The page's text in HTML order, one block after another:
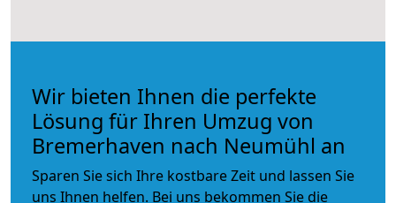
Wir bieten Ihnen die perfekte
Lösung für Ihren Umzug von
Bremerhaven nach Neumühl an
Sparen Sie sich Ihre kostbare Zeit und lassen Sie
uns Ihnen helfen. Bei uns bekommen Sie die